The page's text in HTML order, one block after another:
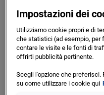
WDI è un accurato score
delle PMI creato grazie
raccolto sul web,
algoritmi di intelligenza
Le fonti dati fanno
presenza digitale di un
Impostazioni dei
Utilizziamo cookie propri e di
che statistici (ad esempio, per
contare le visite e le fonti di
offrirti pubblicità pertinente.
Scegli l'opzione che preferisci.
su come utilizzare i cookie qui